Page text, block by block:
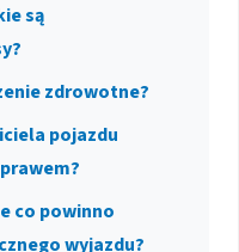
są
zdrowotne?
pojazdu
co powinno
wyjazdu?